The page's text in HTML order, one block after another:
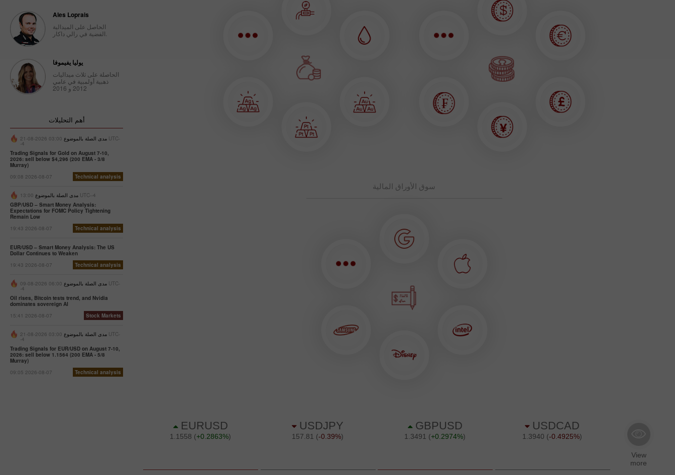
سوق الأوراق المالية
Ales Loprais
الحاصل على الميدالية
يوليا يفيموفا
الحاصلة على ثلاث ميداليات
ذهبية أولمبية في عامي
2012 و 2016
أهم التحليلات
مدى الصلة بالموضوع 03:00 2026-08-21 UTC-
-4
Trading Signals for Gold on August 7-10,
2026: sell below $4,296 (200 EMA - 3/8
Murray)
09:08 2026-08-07
Technical analysis
مدى الصلة بالموضوع 13:00 UTC--4
GBP/USD – Smart Money Analysis:
Expectations for FOMC Policy Tightening
Remain Low
19:43 2026-08-07
Technical analysis
EUR/USD – Smart Money Analysis: The US
Dollar Continues to Weaken
19:43 2026-08-07
Technical analysis
مدى الصلة بالموضوع 06:00 2026-08-09 UTC-
-4
Oil rises, Bitcoin tests trend, and Nvidia
dominates sovereign AI
15:41 2026-08-07
Stock Markets
مدى الصلة بالموضوع 03:00 2026-08-21 UTC-
-4
Trading Signals for EUR/USD on August 7-10,
2026: sell below 1.1564 (200 EMA - 5/8
Murray)
09:05 2026-08-07
Technical analysis